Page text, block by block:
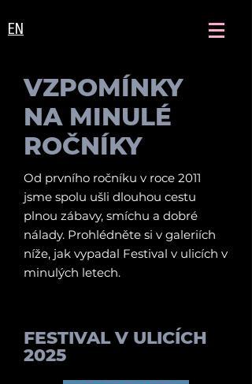
EN
VZPOMÍNKY
NA MINULÉ
ROČNÍKY
Od prvního ročníku v roce 2011
jsme spolu ušli dlouhou cestu
plnou zábavy, smíchu a dobré
nálady. Prohlédněte si v galeriích
níže, jak vypadal Festival v ulicích v
minulých letech.
FESTIVAL V ULICÍCH
2025